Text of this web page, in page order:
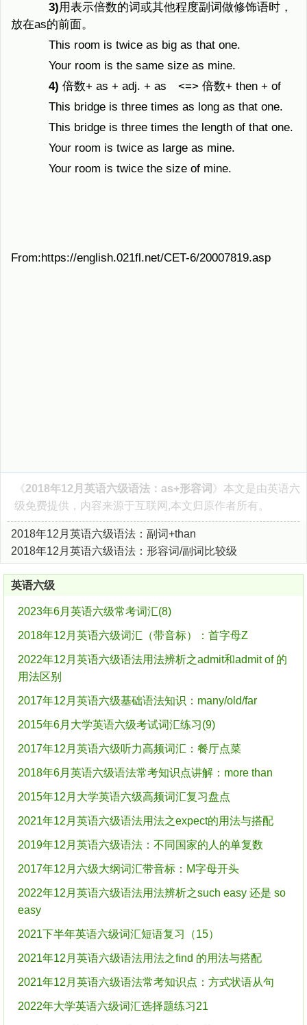
3)用表示倍数的词或其他程度副词做修饰语时，
放在as的前面。
This room is twice as big as that one.
Your room is the same size as mine.
4) 倍数+ as + adj. + as <=> 倍数+ then + of
This bridge is three times as long as that one.
This bridge is three times the length of that one.
Your room is twice as large as mine.
Your room is twice the size of mine.
From:https://english.021fl.net/CET-6/20007819.asp
《2018年12月英语六级语法：as+形容词 》本文是由英语六
级免费提供，内容来源于互联网,本文归原作者所有。
2018年12月英语六级语法：副词+than
2018年12月英语六级语法：形容词/副词比较级
英语六级
2023年6月英语六级常考词汇(8)
2018年12月英语六级词汇（带音标）：首字母Z
2022年12月英语六级语法用法辨析之admit和admit of 的
用法区别
2017年12月英语六级基础语法知识：many/old/far
2015年6月大学英语六级考试词汇练习(9)
2017年12月英语六级听力高频词汇：餐厅点菜
2018年6月英语六级语法常考知识点讲解：more than
2015年12月大学英语六级高频词汇复习盘点
2021年12月英语六级语法用法之expect的用法与搭配
2019年12月英语六级语法：不同国家的人的单复数
2017年12月六级大纲词汇带音标：M字母开头
2022年12月英语六级语法用法辨析之such easy 还是 so
easy
2021下半年英语六级词汇短语复习（15）
2021年12月英语六级语法用法之find 的用法与搭配
2021年12月英语六级语法常考知识点：方式状语从句
2022年大学英语六级词汇选择题练习21